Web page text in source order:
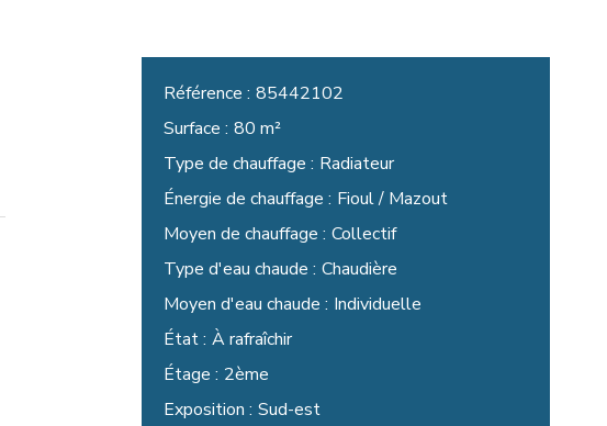
Référence 85442102
Surface 80 m²
Type de chauffage
Radiateur
Énergie de chauffage
Fioul / Mazout
Moyen de chauffage Collectif
Type d'eau chaude Chaudière
Moyen d'eau chaude
Individuelle
État À rafraîchir
Étage
2ème
Exposition Sud-est